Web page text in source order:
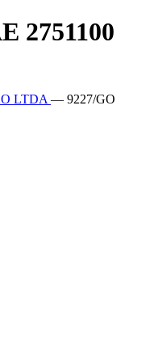
2751100
LTDA — 9227/GO